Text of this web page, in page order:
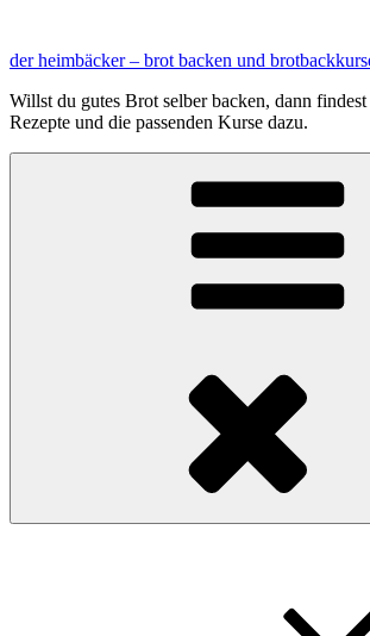
springen
der heimbäcker – brot backen und
Willst du gutes Brot selber backen, dann
Rezepte und die passenden Kurse dazu.